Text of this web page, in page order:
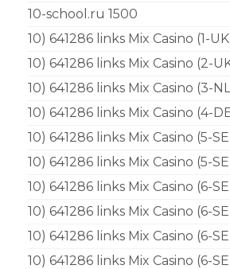
10-school.ru 1500
10) 641286 links Mix Casino (1-
10) 641286 links Mix Casino (2-
10) 641286 links Mix Casino (3-
10) 641286 links Mix Casino (4-
10) 641286 links Mix Casino (5-
10) 641286 links Mix Casino (5-
10) 641286 links Mix Casino (6-
10) 641286 links Mix Casino (6-
10) 641286 links Mix Casino (6-
10) 641286 links Mix Casino (6-